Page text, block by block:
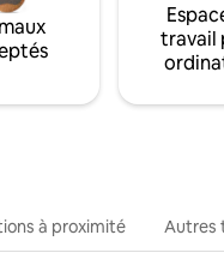
travail
à proximité Autres